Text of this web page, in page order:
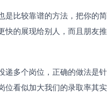
是比较靠谱的方法，把你的
快的展现给别人，而且朋友
递多个岗位，正确的做法是
看似加大我们的录取率其实